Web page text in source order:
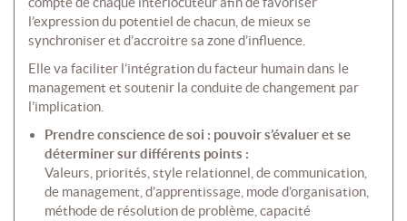
l’expression du potentiel de chacun, de mieux se
synchroniser et d’accroitre sa zone d’influence.
Elle va faciliter l’intégration du facteur humain dans le
management et soutenir la conduite de changement par
l’implication.
Prendre conscience de soi : pouvoir s’évaluer et se
déterminer sur différents points :
Valeurs, priorités, style relationnel, de communication,
de management, d’apprentissage, mode d’organisation,
méthode de résolution de problème, capacité